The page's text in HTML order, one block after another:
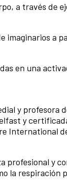
a través de
imaginarios a
en una
y profesora
y
International
profesional y
la respiración